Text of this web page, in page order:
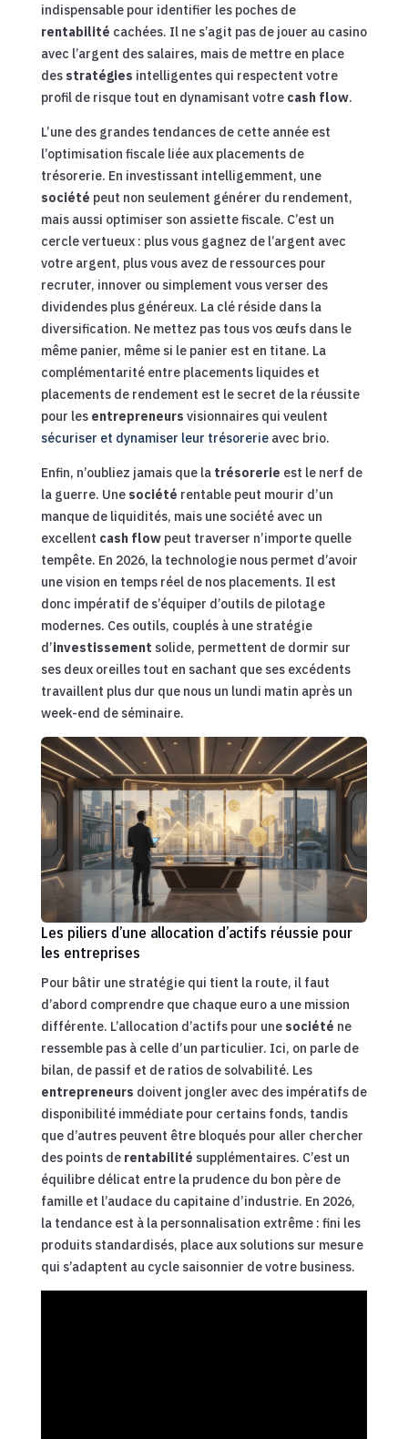
indispensable pour identifier les poches de
rentabilité cachées. Il ne s’agit pas de jouer au casino
avec l’argent des salaires, mais de mettre en place
des stratégies intelligentes qui respectent votre
profil de risque tout en dynamisant votre cash flow.
L’une des grandes tendances de cette année est
l’optimisation fiscale liée aux placements de
trésorerie. En investissant intelligemment, une
société peut non seulement générer du rendement,
mais aussi optimiser son assiette fiscale. C’est un
cercle vertueux : plus vous gagnez de l’argent avec
votre argent, plus vous avez de ressources pour
recruter, innover ou simplement vous verser des
dividendes plus généreux. La clé réside dans la
diversification. Ne mettez pas tous vos œufs dans le
même panier, même si le panier est en titane. La
complémentarité entre placements liquides et
placements de rendement est le secret de la réussite
pour les entrepreneurs visionnaires qui veulent
sécuriser et dynamiser leur trésorerieavec brio.
Enfin, n’oubliez jamais que la trésorerie est le nerf de
la guerre. Une société rentable peut mourir d’un
manque de liquidités, mais une société avec un
excellent cash flowpeut traverser n’importe quelle
tempête. En 2026, la technologie nous permet d’avoir
une vision en temps réel de nos placements. Il est
donc impératif de s’équiper d’outils de pilotage
modernes. Ces outils, couplés à une stratégie
d’investissement solide, permettent de dormir sur
ses deux oreilles tout en sachant que ses excédents
travaillent plus dur que nous un lundi matin après un
week-end de séminaire.
Les piliers d’une allocation d’actifs réussie pour
les entreprises
Pour bâtir une stratégie qui tient la route, il faut
d’abord comprendre que chaque euro a une mission
différente. L’allocation d’actifs pour une société ne
ressemble pas à celle d’un particulier. Ici, on parle de
bilan, de passif et de ratios de solvabilité. Les
entrepreneurs doivent jongler avec des impératifs de
disponibilité immédiate pour certains fonds, tandis
que d’autres peuvent être bloqués pour aller chercher
des points de rentabilité supplémentaires. C’est un
équilibre délicat entre la prudence du bon père de
famille et l’audace du capitaine d’industrie. En 2026,
la tendance est à la personnalisation extrême : fini les
produits standardisés, place aux solutions sur mesure
qui s’adaptent au cycle saisonnier de votre business.